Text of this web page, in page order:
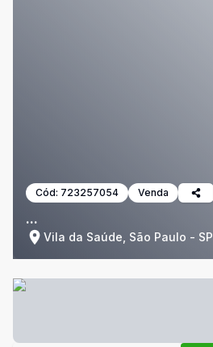
Cód: 723257054 Venda
...
Vila da Saúde, São Paulo - SP